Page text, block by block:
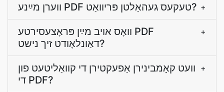
ווערן מײַנע PDF טעקעס געהאַלטן פּריוואַט? +
וואָס אויב מײַן פּראָצעסירטע PDF
דאַונלאָודט זיך נישט?
+
וועט קאָמבינירן אַפעקטירן די קוואַליטעט פון
די PDF?
+